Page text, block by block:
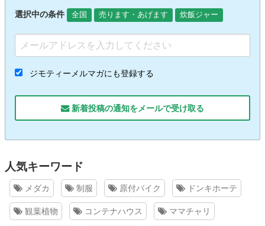
選択中の条件 全国 売ります・あげます 炊飯ジャー
ジモティーメルマガにも登録する
新着投稿の通知をメールで受け取る
人気キーワード
メダカ 制服 原付バイク ドンキホーテ
観葉植物 コンテナハウス ママチャリ